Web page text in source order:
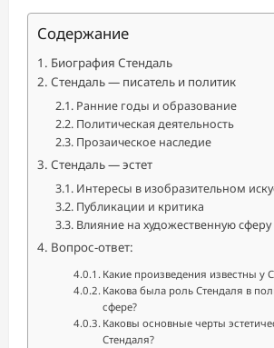
Содержание
Биография Стендаль
Стендаль — писатель и политик
Ранние годы и образование
Политическая деятельность
Прозаическое наследие
Стендаль — эстет
Интересы в изобразительном
Публикации и критика
Влияние на художественную сферу
Вопрос-ответ:
Какие произведения известны у
Какова была роль Стендаля в
сфере?
Каковы основные черты
Стендаля?